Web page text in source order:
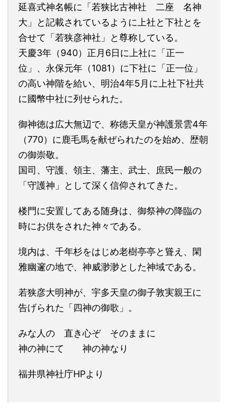
延喜式神名帳に「若狭比古神社 二座 名神
大」と記載されているように上社と下社とを
合せて「若狭彦神社」と尊称している。
天慶3年（940）正月6日に上社に「正一
位」、永保元年（1081）に下社に「正一位」
の高い神階を給い、明治4年5月に上社下社共
に國幣中社に列せられた。
御神徳は広大無辺で、称徳天皇が神護景雲4年
（770）に鹿毛馬を献ぜられたのを始め、歴朝
の御崇敬。
国司、守護、領主、藩主、武士、庶民一般の
「守護神」として深く信仰されてきた。
楼門に安置してある随身は、御祭神の降臨の
時にお供をされた神々である。
境内は、千年杉をはじめ老樹亭亭と聳え、閑
雅幽邃の地で、神威渺渺とした神域である。
若狭彦大明神が、宇多天皇の御子敦実親王に
告げられた「四神の御歌」。
みな人の 直き心ぞ そのままに
神の神にて 神の神なり
福井県神社庁HPより